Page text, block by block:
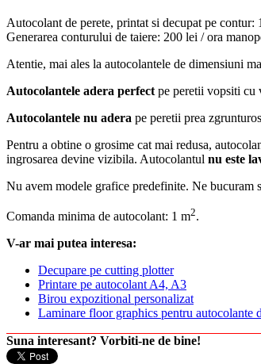
Autocolant de perete, printat si decupat pe contur:
Generarea conturului de taiere: 200 lei / ora
Atentie, mai ales la autocolantele de dimensiuni
Autocolantele adera perfect pe peretii vopsiti cu
Autocolantele nu adera pe peretii prea
Pentru a obtine o grosime cat mai redusa,
ingrosarea devine vizibila. Autocolantul nu este
Nu avem modele grafice predefinite. Ne bucuram
Comanda minima de autocolant: 1 m2.
V-ar mai putea interesa:
Decupare pe cutting plotter
Printare pe autocolant A4, A3
Birou expozitional personalizat
Laminare floor graphics pentru autocolante
Suna interesant? Vorbiti-ne de bine!